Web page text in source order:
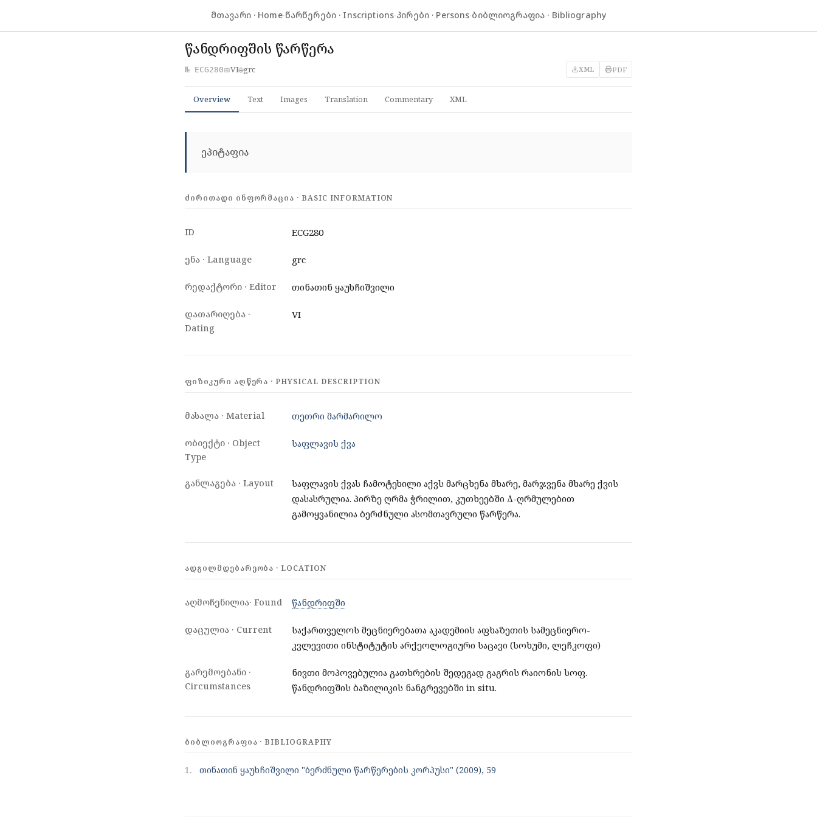
მთავარი · Home·წარწერები · Inscriptions·პირები · Persons·ბიბლიოგრაფია · Bibliography
წანდრიფშის წარწერა
№ ECG280📅VI🌐grc XML PDF
Overview Text Images Translation Commentary XML
ეპიტაფია
ᲫᲘᲠᲘᲗᲐᲓᲘ ᲘᲜᲤᲝᲠᲛᲐᲪᲘᲐ · BASIC INFORMATION
ID ECG280
ენა · Language grc
რედაქტორი · Editor თინათინ ყაუხჩიშვილი
დათარიღება ·
Dating
VI
ᲤᲘᲖᲘᲙᲣᲠᲘ ᲐᲦᲬᲔᲠᲐ · PHYSICAL DESCRIPTION
მასალა · Material თეთრი მარმარილო
ობიექტი · Object
Type
საფლავის ქვა
განლაგება · Layout
საფლავის ქვას ჩამოტეხილი აქვს მარცხენა მხარე, მარჯვენა მხარე ქვის
დასასრულია. პირზე ღრმა ჭრილით, კუთხეებში Δ-ღრმულებით
გამოყვანილია ბერძნული ასომთავრული წარწერა.
ᲐᲓᲒᲘᲚᲛᲓᲔᲑᲐᲠᲔᲝᲑᲐ · LOCATION
აღმოჩენილია· Found წანდრიფში
დაცულია · Current
საქართველოს მეცნიერებათა აკადემიის აფხაზეთის სამეცნიერო-
კვლევითი ინსტიტუტის არქეოლოგიური საცავი (სოხუმი, ლეჩკოფი)
გარემოებანი ·
Circumstances
ნივთი მოპოვებულია გათხრების შედეგად გაგრის რაიონის სოფ.
წანდრიფშის ბაზილიკის ნანგრევებში in situ.
ᲑᲘᲑᲚᲘᲝᲒᲠᲐᲤᲘᲐ · BIBLIOGRAPHY
1. თინათინ ყაუხჩიშვილი "ბერძნული წარწერების კორპუსი" (2009), 59